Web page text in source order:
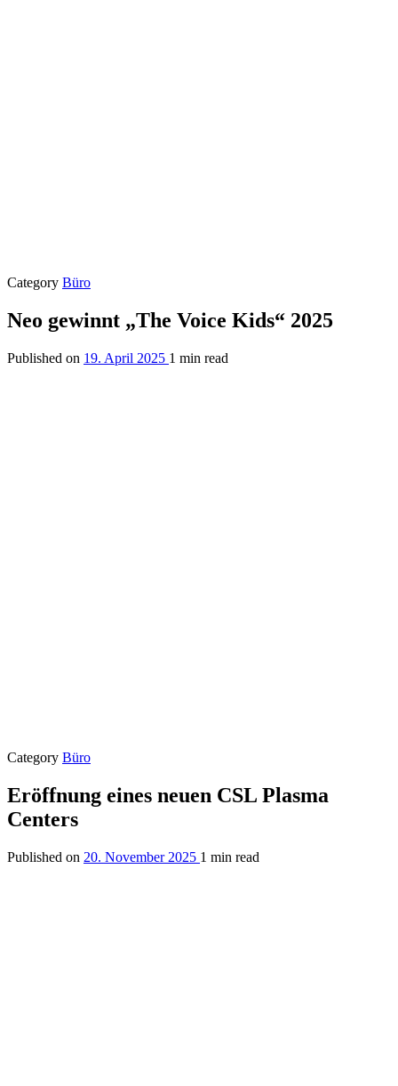
Category Büro
Neo gewinnt „The Voice Kids“ 2025
Published on 19. April 2025 1 min read
Category Büro
Eröffnung eines neuen CSL Plasma
Centers
Published on 20. November 2025 1 min read